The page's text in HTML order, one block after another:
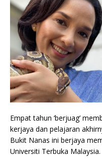
Empat tahun ‘berjuag’
kerjaya dan pelajaran
Bukit Nanas ini berjaya
Universiti Terbuka Malaysia.